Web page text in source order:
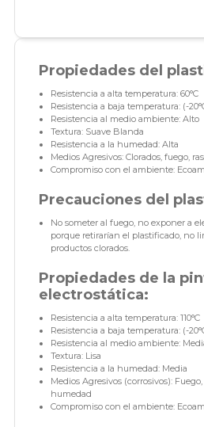
Propiedades del
Resistencia a alta temperatura: 60°C
Resistencia a baja temperatura: (-
Resistencia al medio ambiente: Alto
Textura: Suave Blanda
Resistencia a la humedad: Alta
Medios Agresivos: Clorados, fuego,
Compromiso con el ambiente:
Precauciones del
No someter al fuego, no exponer a
porque retirarían el plastificado, no
productos clorados.
Propiedades de la
electrostática:
Resistencia a alta temperatura: 110°C
Resistencia a baja temperatura: (-
Resistencia al medio ambiente:
Textura: Lisa
Resistencia a la humedad: Media
Medios Agresivos (corrosivos):
humedad
Compromiso con el ambiente: